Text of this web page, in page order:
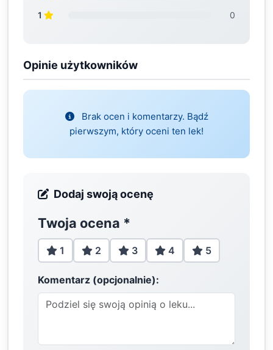
1
0
Opinie użytkowników
Brak ocen i komentarzy. Bądź
pierwszym, który oceni ten lek!
Dodaj swoją ocenę
Twoja ocena *
1 2 3 4 5
Komentarz (opcjonalnie):